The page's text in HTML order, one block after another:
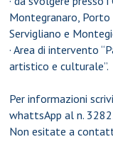
Montegranaro, Porto
Servigliano e
· Area di intervento
artistico e culturale”.
Per informazioni
whattsApp al n.
Non esitate a